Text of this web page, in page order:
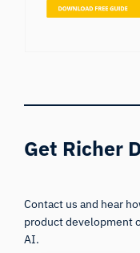
Get Richer
Contact us and hear
product development
AI.